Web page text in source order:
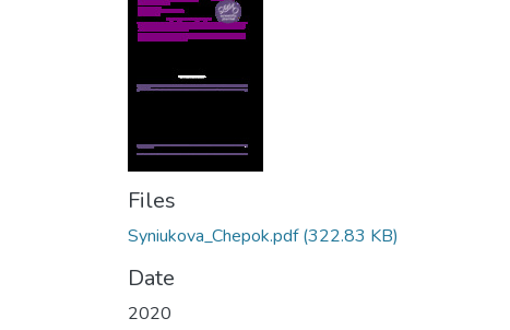
Files
Syniukova_Chepok.pdf(322.83 KB)
Date
2020